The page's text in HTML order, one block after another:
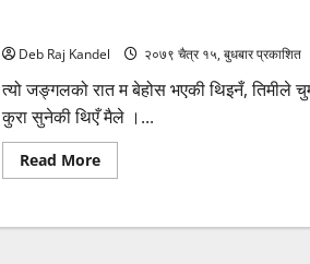
Deb Raj Kandel २०७९ चैत्र १५, बुधबार प्रकाशित
त्यो जङ्गलको रात म बेहोस भएकी थिइनँ, तिमीले
कुरा सुनेकी थिएँ मैले ।...
Read MoreRead
more